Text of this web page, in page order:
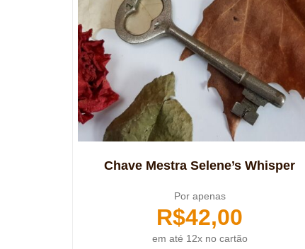
Chave Mestra Selene’s Whisper
Por apenas
R$42,00
em até 12x no cartão